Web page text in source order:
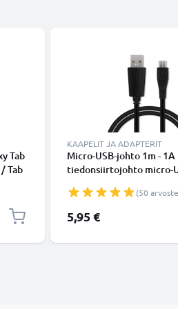
Tab
Tab
KAAPELIT JA ADAPTERIT
Micro-USB-johto 1m - 1A
tiedonsiirtojohto micro-
(50
5,95 €